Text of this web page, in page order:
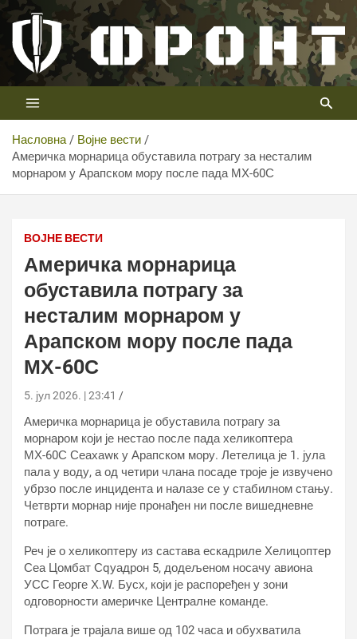
Скип
цонтент
Телевизија ФРОНТ
Први војни канал у Србији
Насловна
Војне вести
Америчка морнарица обуставила потрагу за несталим
морнаром у Арапском мору после пада МХ-60С
ВОЈНЕ ВЕСТИ
Америчка морнарица
обуставила потрагу за
несталим морнаром у
Арапском мору после пада
МХ-60С
5. јул 2026. | 23:41
Америчка морнарица је обуставила потрагу за
морнаром који је нестао после пада хеликоптера
МХ-60С Сеахаwк у Арапском мору. Летелица је 1. јула
пала у воду, а од четири члана посаде троје је извучено
убрзо после инцидента и налазе се у стабилном стању.
Четврти морнар није пронађен ни после вишедневне
потраге.
Реч је о хеликоптеру из састава ескадриле Хелицоптер
Сеа Цомбат Сqуадрон 5, додељеном носачу авиона
УСС Георге Х.W. Бусх, који је распоређен у зони
одговорности америчке Централне команде.
Потрага је трајала више од 102 часа и обухватила